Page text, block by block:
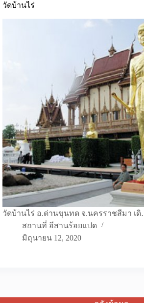
วัดบ้านไร่
วัดบ้านไร่ อ.ด่านขุนทด จ.นครราชสีมา เ
สถานที่ อีสานร้อยแปด
มิถุนายน 12, 2020